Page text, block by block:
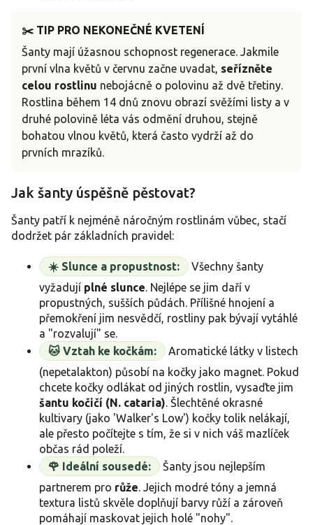
✂️ TIP PRO NEKONEČNÉ KVETENÍ
Šanty mají úžasnou schopnost regenerace. Jakmile
první vlna květů v červnu začne uvadat, seřízněte
celou rostlinu nebojácně o polovinu až dvě třetiny.
Rostlina během 14 dnů znovu obrazí svěžími listy a v
druhé polovině léta vás odmění druhou, stejně
bohatou vlnou květů, která často vydrží až do
prvních mrazíků.
Jak šanty úspěšně pěstovat?
Šanty patří k nejméně náročným rostlinám vůbec, stačí
dodržet pár základních pravidel:
☀️ Slunce a propustnost:
Všechny šanty
vyžadují plné slunce. Nejlépe se jim daří v
propustných, sušších půdách. Přílišné hnojení a
přemokření jim nesvědčí, rostliny pak bývají vytáhlé
a "rozvalují" se.
🐱 Vztah ke kočkám:
Aromatické látky v listech
(nepetalakton) působí na kočky jako magnet. Pokud
chcete kočky odlákat od jiných rostlin, vysaďte jim
šantu kočičí (N. cataria). Šlechtěné okrasné
kultivary (jako 'Walker's Low') kočky tolik nelákají,
ale přesto počítejte s tím, že si v nich váš mazlíček
občas rád poleží.
🌹 Ideální sousedé:
Šanty jsou nejlepším
partnerem pro růže. Jejich modré tóny a jemná
textura listů skvěle doplňují barvy růží a zároveň
pomáhají maskovat jejich holé "nohy".